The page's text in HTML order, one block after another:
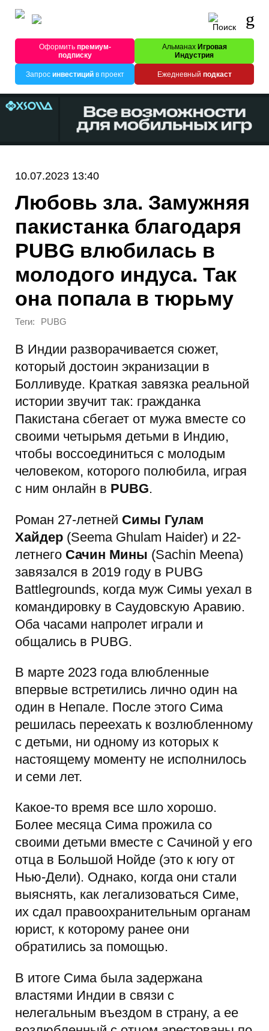
Оформитьпремиум-
подписку
Альманах Игровая
Индустрия
Запрос инвестицийв проект Ежедневный подкаст
10.07.2023 13:40
Любовь зла. Замужняя
пакистанка благодаря
PUBG влюбилась в
молодого индуса. Так
она попала в тюрьму
Теги: PUBG
В Индии разворачивается сюжет,
который достоин экранизации в
Болливуде. Краткая завязка реальной
истории звучит так: гражданка
Пакистана сбегает от мужа вместе со
своими четырьмя детьми в Индию,
чтобы воссоединиться с молодым
человеком, которого полюбила, играя
с ним онлайн в PUBG.
Роман 27-летней Симы Гулам
Хайдер (Seema Ghulam Haider) и 22-
летнего Сачин Мины (Sachin Meena)
завязался в 2019 году в PUBG
Battlegrounds, когда муж Симы уехал в
командировку в Саудовскую Аравию.
Оба часами напролет играли и
общались в PUBG.
В марте 2023 года влюбленные
впервые встретились лично один на
один в Непале. После этого Сима
решилась переехать к возлюбленному
с детьми, ни одному из которых к
настоящему моменту не исполнилось
и семи лет.
Какое-то время все шло хорошо.
Более месяца Сима прожила со
своими детьми вместе с Сачиной у его
отца в Большой Нойде (это к югу от
Нью-Дели). Однако, когда они стали
выяснять, как легализоваться Симе,
их сдал правоохранительным органам
юрист, к которому ранее они
обратились за помощью.
В итоге Сима была задержана
властями Индии в связи с
нелегальным въездом в страну, а ее